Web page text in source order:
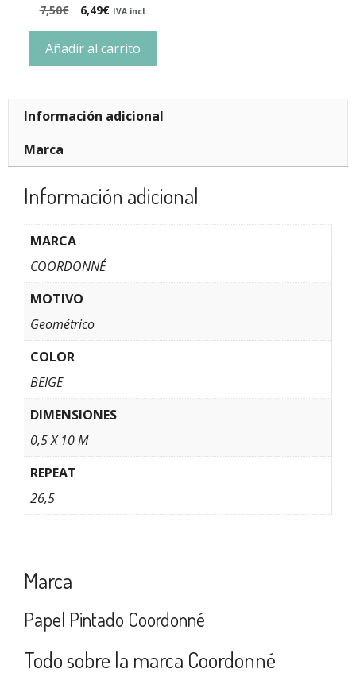
7,50€ 6,49€ IVA incl.
Añadir al carrito
Información adicional
Marca
Información adicional
MARCA
COORDONNÉ
MOTIVO
Geométrico
COLOR
BEIGE
DIMENSIONES
0,5 X 10 M
REPEAT
26,5
Marca
Papel Pintado Coordonné
Todo sobre la marca Coordonné